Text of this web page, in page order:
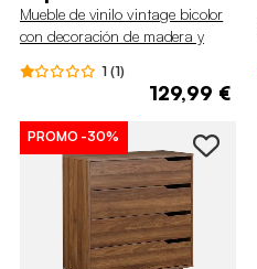
Mueble de vinilo vintage bicolor
con decoración de madera y
1 (1)
129,99 €
PROMO-30%